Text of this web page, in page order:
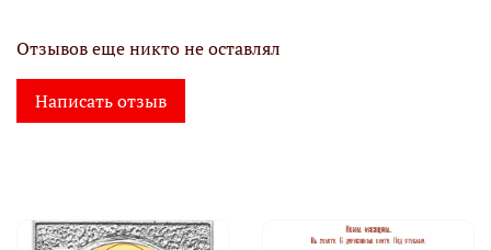
Отзывов еще никто не оставлял
Написать отзыв